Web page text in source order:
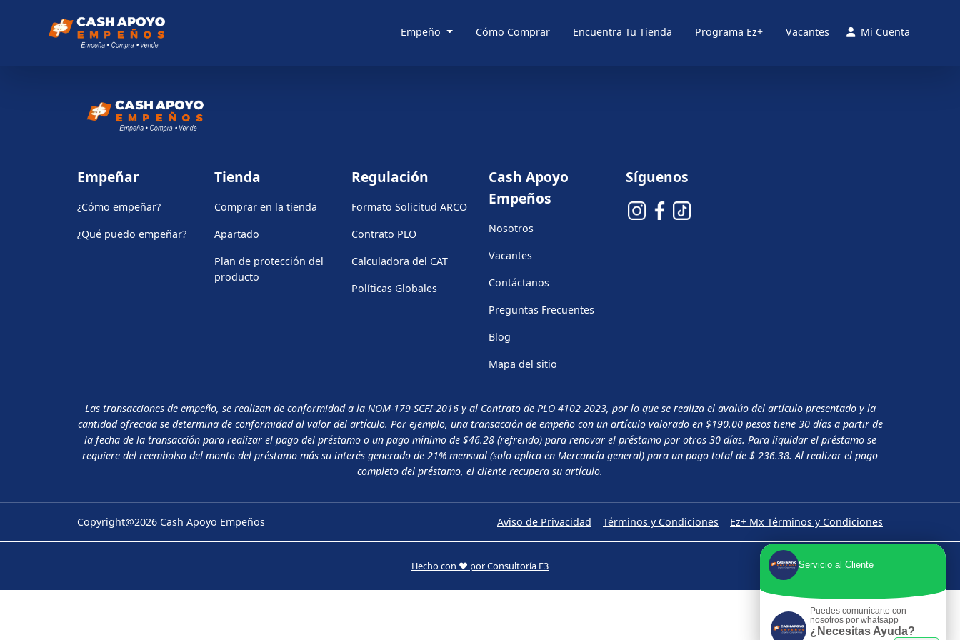
Empeño Cómo Comprar Encuentra Tu Tienda Programa Ez+ Vacantes Mi Cuenta
Empeñar
¿Cómo empeñar?
¿Qué puedo empeñar?
Tienda
Comprar en la tienda
Apartado
Plan de protección del
producto
Regulación
Formato Solicitud ARCO
Contrato PLO
Calculadora del CAT
Políticas Globales
Cash Apoyo
Empeños
Nosotros
Vacantes
Contáctanos
Preguntas Frecuentes
Blog
Mapa del sitio
Síguenos
Las transacciones de empeño, se realizan de conformidad a la NOM-179-SCFI-2016 y al Contrato de PLO 4102-2023, por lo que se realiza el avalúo del artículo presentado y la
cantidad ofrecida se determina de conformidad al valor del artículo. Por ejemplo, una transacción de empeño con un artículo valorado en $190.00 pesos tiene 30 días a partir de
la fecha de la transacción para realizar el pago del préstamo o un pago mínimo de $46.28 (refrendo) para renovar el préstamo por otros 30 días. Para liquidar el préstamo se
requiere del reembolso del monto del préstamo más su interés generado de 21% mensual (solo aplica en Mercancía general) para un pago total de $ 236.38. Al realizar el pago
completo del préstamo, el cliente recupera su artículo.
Copyright@2026 Cash Apoyo Empeños Aviso de Privacidad Términos y Condiciones Ez+ Mx Términos y Condiciones
Hecho con ❤ por Consultoría E3 Servicio al Cliente
Puedes comunicarte con
nosotros por whatsapp
¿Necesitas Ayuda?